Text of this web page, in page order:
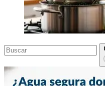
Sin
resultados